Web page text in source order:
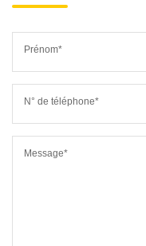
Prénom*
N° de téléphone*
Message*